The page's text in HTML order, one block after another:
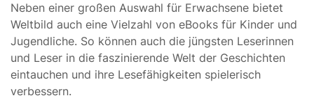
Neben einer großen Auswahl für Erwachsene bietet
Weltbild auch eine Vielzahl von eBooks für Kinder und
Jugendliche. So können auch die jüngsten Leserinnen
und Leser in die faszinierende Welt der Geschichten
eintauchen und ihre Lesefähigkeiten spielerisch
verbessern.